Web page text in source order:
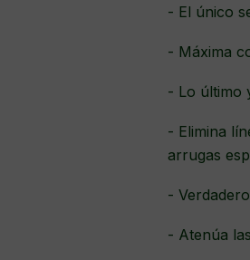
- El único
- Máxima
- Lo último
- Elimina
arrugas
-
- Atenúa